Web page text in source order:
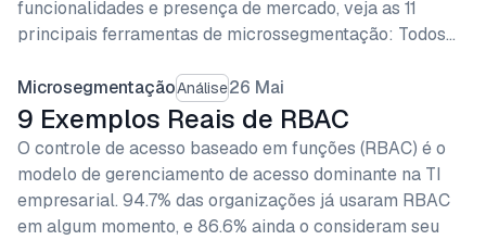
funcionalidades e presença de mercado, veja as 11
principais ferramentas de microssegmentação: Todos…
MicrosegmentaçãoAnálise26 Mai
9 Exemplos Reais de RBAC
O controle de acesso baseado em funções (RBAC) é o
modelo de gerenciamento de acesso dominante na TI
empresarial. 94.7% das organizações já usaram RBAC
em algum momento, e 86.6% ainda o consideram seu